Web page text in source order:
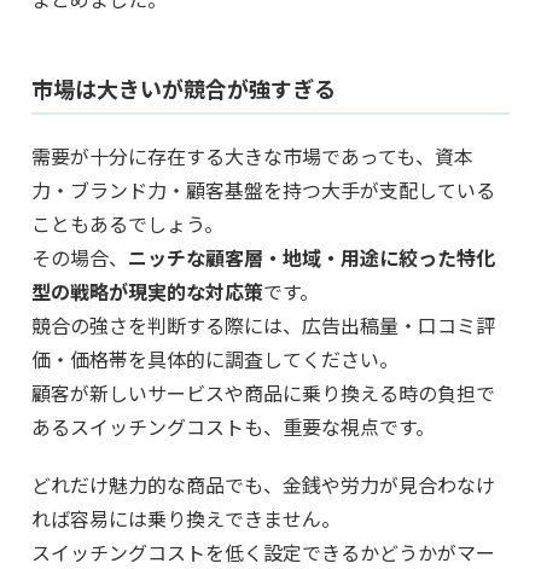
市場は大きいが競合が強すぎる
需要が十分に存在する大きな市場であっても、資本
力・ブランド力・顧客基盤を持つ大手が支配している
こともあるでしょう。
その場合、 ニッチな顧客層・地域・用途に絞った特化
型の戦略が現実的な対応策です。
競合の強さを判断する際には、広告出稿量・口コミ評
価・価格帯を具体的に調査してください。
顧客が新しいサービスや商品に乗り換える時の負担で
あるスイッチングコストも、重要な視点です。
どれだけ魅力的な商品でも、金銭や労力が見合わなけ
れば容易には乗り換えできません。
スイッチングコストを低く設定できるかどうかがマー